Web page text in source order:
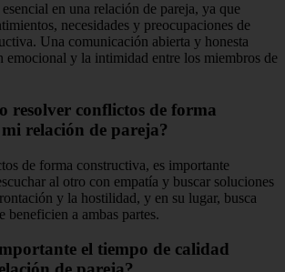
en una relación de pareja, ya que
necesidades y preocupaciones de
Una comunicación abierta y honesta
emocional y la intimidad entre los miembros de
resolver conflictos de forma
relación de pareja?
de forma constructiva, es importante
al otro con empatía y buscar soluciones
y la hostilidad, y en su lugar, busca
beneficien a ambas partes.
el tiempo de calidad